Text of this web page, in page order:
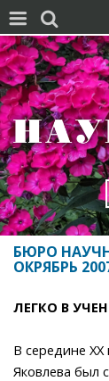
 
БЮРО
ОКРЯБРЬ
ЛЕГКО В
В середине ХХ
Яковлева был